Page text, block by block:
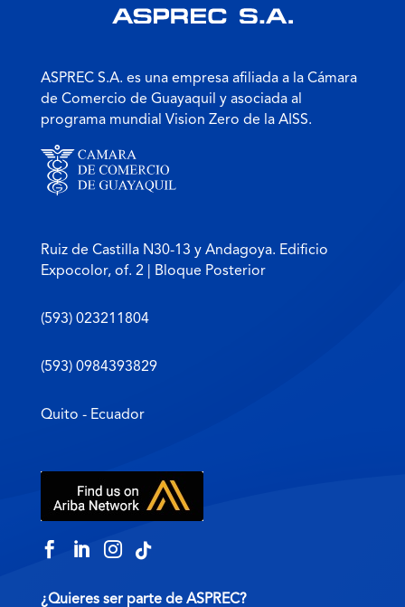
ASPREC S.A. es una empresa afiliada a la Cámara
de Comercio de Guayaquil y asociada al
programa mundial Vision Zero de la AISS.
Ruiz de Castilla N30-13 y Andagoya. Edificio
Expocolor, of. 2 | Bloque Posterior
(593) 023211804
(593) 0984393829
Quito - Ecuador
   
¿Quieres ser parte de ASPREC?